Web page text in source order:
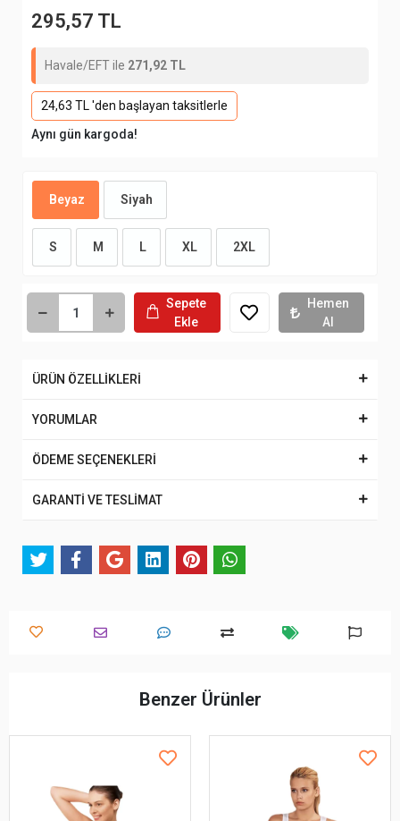
295,57 TL
Havale/EFT ile 271,92 TL
24,63 TL 'den başlayan taksitlerle
Aynı gün kargoda!
Beyaz Siyah
S M L XL 2XL
Sepete
Ekle
Hemen
Al
ÜRÜN ÖZELLİKLERİ
YORUMLAR
ÖDEME SEÇENEKLERİ
GARANTİ VE TESLİMAT
Benzer Ürünler